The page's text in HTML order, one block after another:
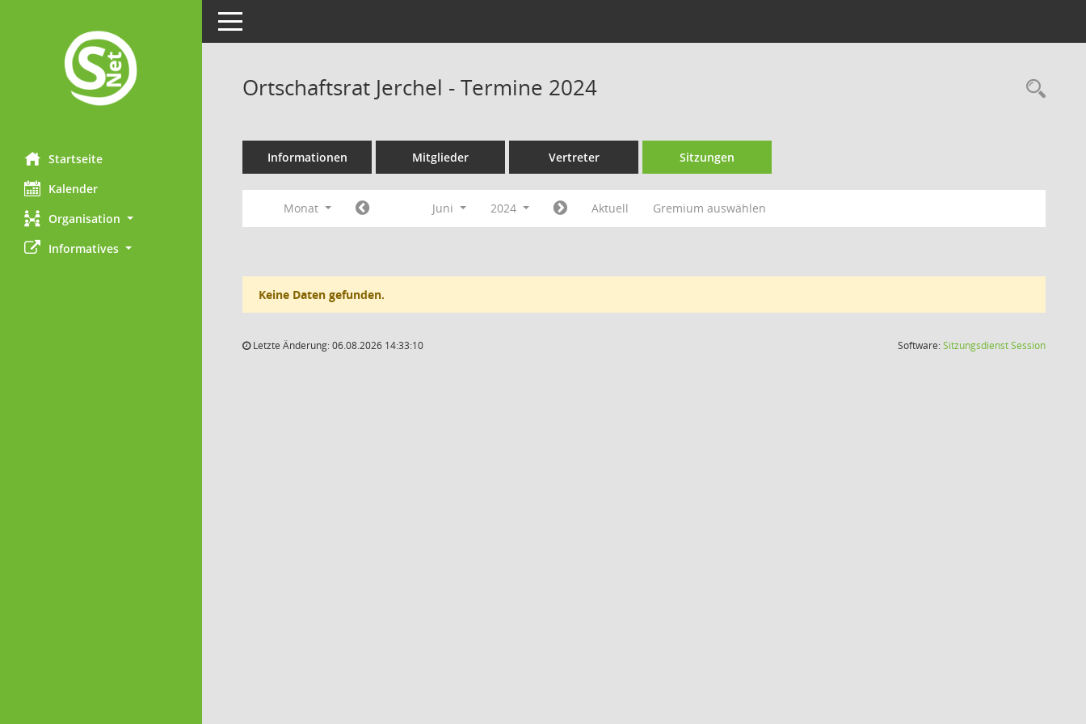
Startseite
Kalender
Organisation
Informatives
Toggle navigation
Ortschaftsrat Jerchel - Termine 2024
Informationen Mitglieder Vertreter Sitzungen
Monat Juni 2024 Aktuell Gremium auswählen
Keine Daten gefunden.
Letzte Änderung: 06.08.2026 14:33:10 Software:SitzungsdienstSession(Wird in